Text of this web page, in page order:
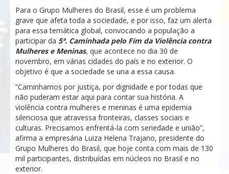
Para o Grupo Mulheres do Brasil, esse é um problema
grave que afeta toda a sociedade, e por isso, faz um alerta
para essa temática global, convocando a população a
participar da 5ª. Caminhada pelo Fim da Violência contra
Mulheres e Meninas, que acontece no dia 30 de
novembro, em várias cidades do país e no exterior. O
objetivo é que a sociedade se una a essa causa.
“Caminhamos por justiça, por dignidade e por todas que
não puderam estar aqui para contar sua história. A
violência contra mulheres e meninas é uma epidemia
silenciosa que atravessa fronteiras, classes sociais e
culturas. Precisamos enfrentá-la com seriedade e união”,
afirma a empresária Luiza Helena Trajano, presidente do
Grupo Mulheres do Brasil, que hoje conta com mais de 130
mil participantes, distribuídas em núcleos no Brasil e no
exterior.